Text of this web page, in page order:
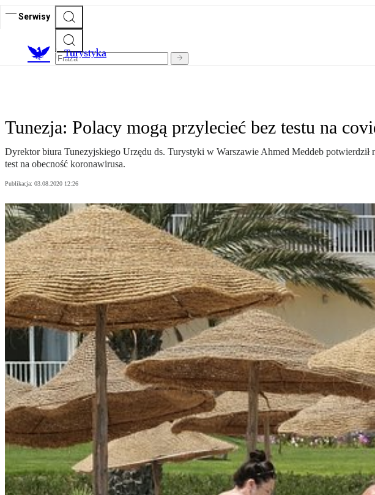
Serwisy
Turystyka
Tunezja: Polacy mogą przylecieć bez testu na
Dyrektor biura Tunezyjskiego Urzędu ds. Turystyki w Warszawie Ahmed Meddeb potwierdził
test na obecność koronawirusa.
Publikacja: 03.08.2020 12:26